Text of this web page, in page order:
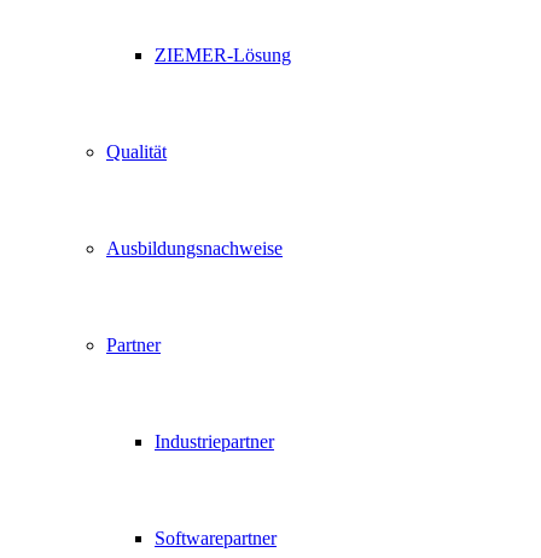
ZIEMER-Lösung
Qualität
Ausbildungsnachweise
Partner
Industriepartner
Softwarepartner